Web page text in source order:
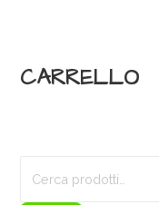
CARRELLO